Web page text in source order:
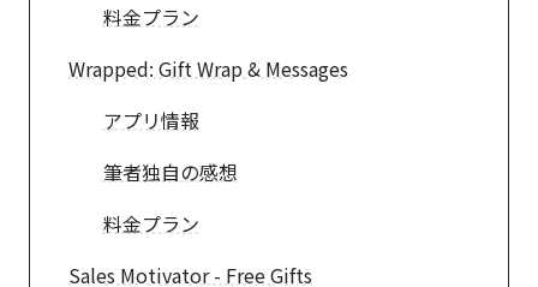
料金プラン
Wrapped: Gift Wrap & Messages
アプリ情報
筆者独自の感想
料金プラン
Sales Motivator - Free Gifts